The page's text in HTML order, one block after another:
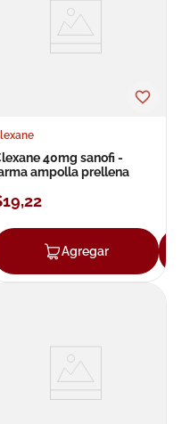
Agregar
40mg sanofi -
ampolla prellena
19,22
Agregar